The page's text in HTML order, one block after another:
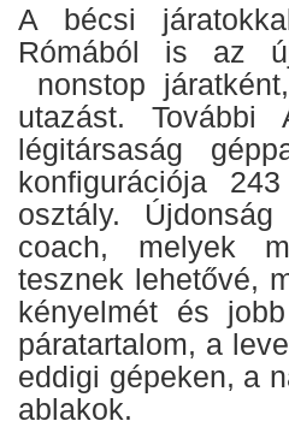
A bécsi
Rómából is az
nonstop
utazást. További
légitársaság
konfigurációja
osztály.
coach, melyek
tesznek lehetővé,
kényelmét és
páratartalom, a
eddigi gépeken, a
ablakok.